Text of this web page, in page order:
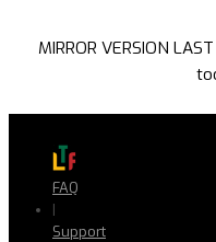
MIRROR VERSION
FAQ
|
Support